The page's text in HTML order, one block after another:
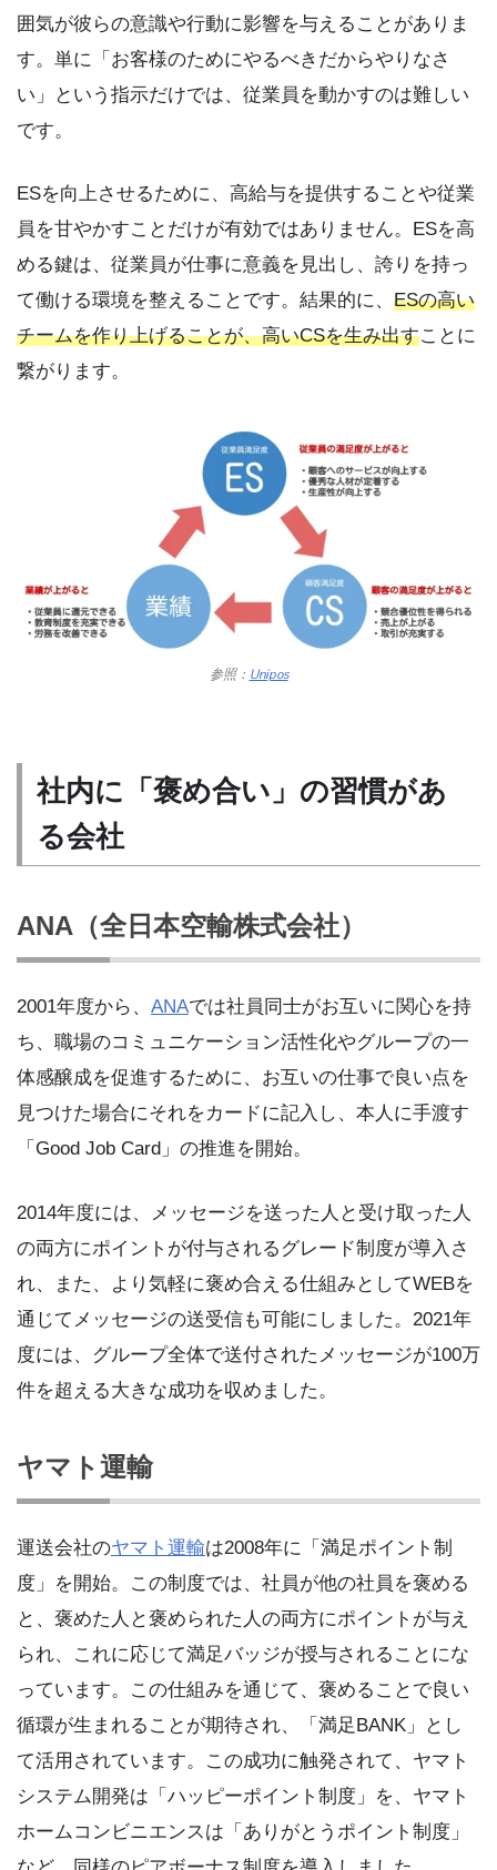
囲気が彼らの意識や行動に影響を与えることがありま
す。単に「お客様のためにやるべきだからやりなさ
い」という指示だけでは、従業員を動かすのは難しい
です。
ESを向上させるために、高給与を提供することや従業
員を甘やかすことだけが有効ではありません。ESを高
める鍵は、従業員が仕事に意義を見出し、誇りを持っ
て働ける環境を整えることです。結果的に、 ESの高い
チームを作り上げることが、高いCSを生み出すことに
繋がります。
参照： Unipos
社内に「褒め合い」の習慣があ
る会社
ANA（全日本空輸株式会社）
2001年度から、 ANAでは社員同士がお互いに関心を持
ち、職場のコミュニケーション活性化やグループの一
体感醸成を促進するために、お互いの仕事で良い点を
見つけた場合にそれをカードに記入し、本人に手渡す
「Good Job Card」の推進を開始。
2014年度には、メッセージを送った人と受け取った人
の両方にポイントが付与されるグレード制度が導入さ
れ、また、より気軽に褒め合える仕組みとしてWEBを
通じてメッセージの送受信も可能にしました。2021年
度には、グループ全体で送付されたメッセージが100万
件を超える大きな成功を収めました。
ヤマト運輸
運送会社のヤマト運輸は2008年に「満足ポイント制
度」を開始。この制度では、社員が他の社員を褒める
と、褒めた人と褒められた人の両方にポイントが与え
られ、これに応じて満足バッジが授与されることにな
っています。この仕組みを通じて、褒めることで良い
循環が生まれることが期待され、「満足BANK」とし
て活用されています。この成功に触発されて、ヤマト
システム開発は「ハッピーポイント制度」を、ヤマト
ホームコンビニエンスは「ありがとうポイント制度」